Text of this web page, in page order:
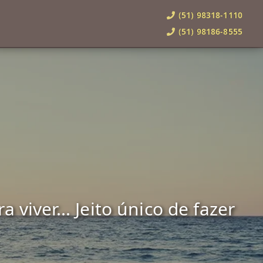
(51) 98318-1110
(51) 98186-8555
viver... Jeito único de fazer